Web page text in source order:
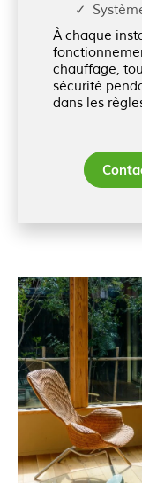
À chaque
chauffage,
sécurité
dans les